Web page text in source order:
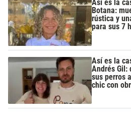
Así es la
Botana:
rústica y
para sus 7
Así es la
Andrés Gil:
sus perros
chic con